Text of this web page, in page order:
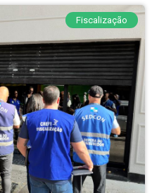
Fiscalização